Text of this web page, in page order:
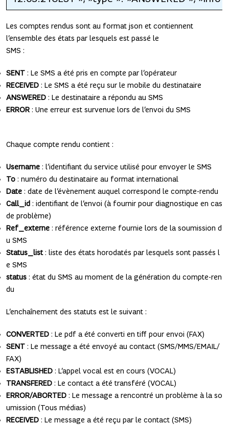
Les comptes rendus sont au format json et contiennent
l’ensemble des états par lesquels est passé le
SMS :
SENT: Le SMS a été pris en compte par l’opérateur
RECEIVED: Le SMS a été reçu sur le mobile du destinataire
ANSWERED: Le destinataire a répondu au SMS
ERROR: Une erreur est survenue lors de l’envoi du SMS
Chaque compte rendu contient :
Username: l’identifiant du service utilisé pour envoyer le SMS
To: numéro du destinataire au format international
Date: date de l’évènement auquel correspond le compte-rendu
Call_id : identifiant de l’envoi (à fournir pour diagnostique en cas
de problème)
Ref_externe : référence externe fournie lors de la soumission d
u SMS
Status_list: liste des états horodatés par lesquels sont passés l
e SMS
status: état du SMS au moment de la génération du compte-ren
du
L’enchaînement des statuts est le suivant :
CONVERTED: Le pdf a été converti en tiff pour envoi (FAX)
SENT: Le message a été envoyé au contact (SMS/MMS/EMAIL/
FAX)
ESTABLISHED: L’appel vocal est en cours (VOCAL)
TRANSFERED: Le contact a été transféré (VOCAL)
ERROR/ABORTED : Le message a rencontré un problème à la so
umission (Tous médias)
RECEIVED: Le message a été reçu par le contact (SMS)